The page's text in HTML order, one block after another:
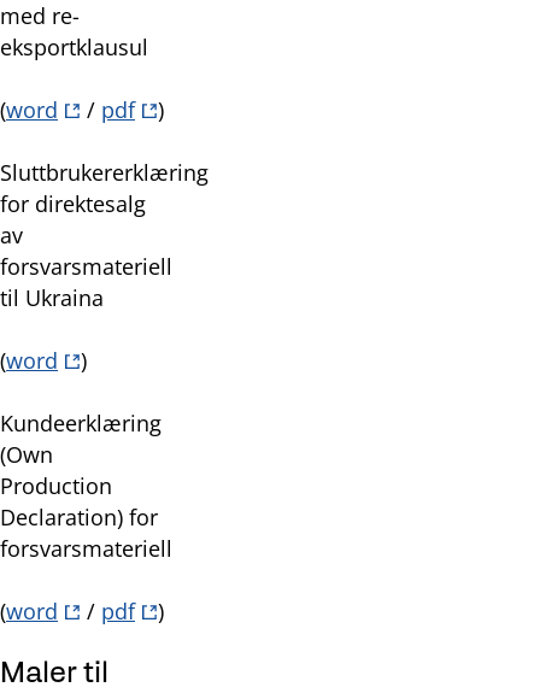
med re-
eksportklausul
(word / pdf )
Sluttbrukererklæring
for direktesalg
av
forsvarsmateriell
til Ukraina
(word )
Kundeerklæring
(Own
Production
Declaration) for
forsvarsmateriell
(word / pdf )
Maler til